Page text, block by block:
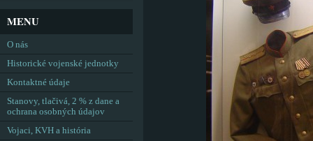
MENU
O nás
Historické vojenské jednotky
Kontaktné údaje
Stanovy, tlačivá, 2 % z dane a
ochrana osobných údajov
Vojaci, KVH a história